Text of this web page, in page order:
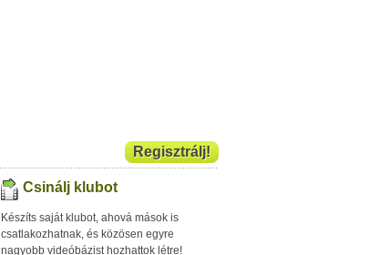
Regisztrálj!
Csinálj klubot
Készíts saját klubot, ahová mások is
csatlakozhatnak, és közösen egyre
nagyobb videóbázist hozhattok létre!